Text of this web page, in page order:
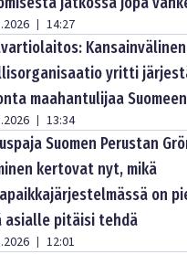
| 14:27
Kansainvälinen
yritti
maahantulijaa Suomeen
| 13:34
Suomen Perustan
kertovat nyt, mikä
on
asialle pitäisi tehdä
| 12:01